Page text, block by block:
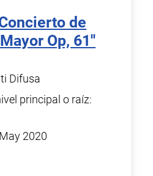
de
Op, 61''
Difusa
principal o raíz:
2020